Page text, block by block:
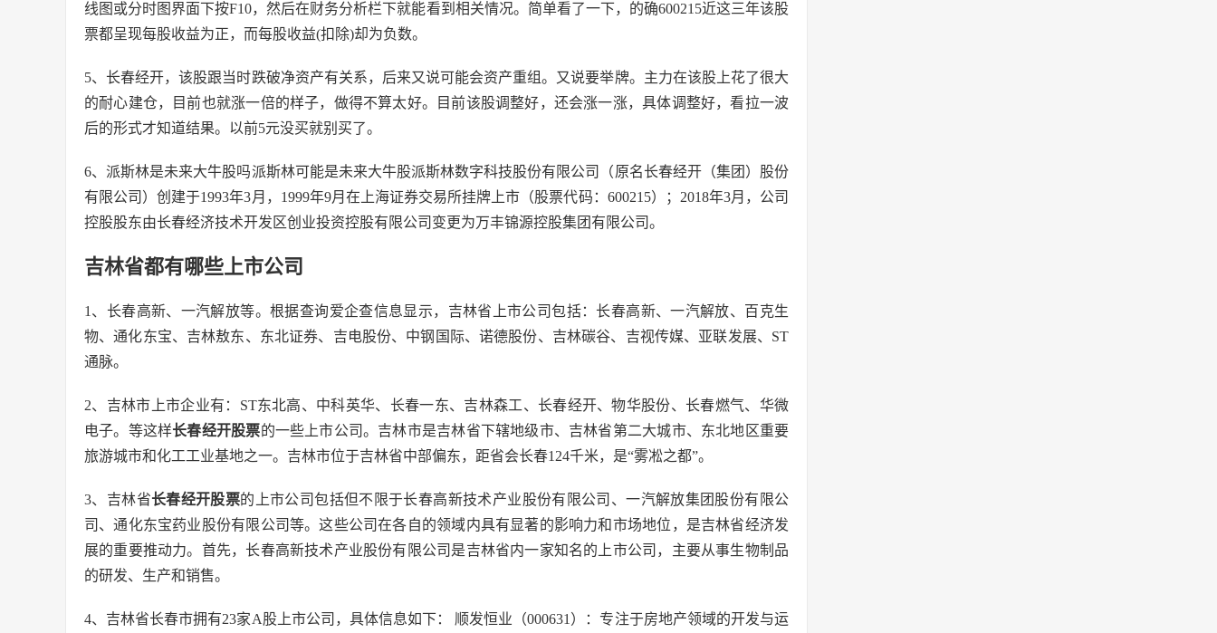
线图或分时图界面下按F10，然后在财务分析栏下就能看到相关情况。简单看了一下，的确600215近这三年该股
票都呈现每股收益为正，而每股收益(扣除)却为负数。
5、长春经开，该股跟当时跌破净资产有关系，后来又说可能会资产重组。又说要举牌。主力在该股上花了很大
的耐心建仓，目前也就涨一倍的样子，做得不算太好。目前该股调整好，还会涨一涨，具体调整好，看拉一波
后的形式才知道结果。以前5元没买就别买了。
6、派斯林是未来大牛股吗派斯林可能是未来大牛股派斯林数字科技股份有限公司（原名长春经开（集团）股份
有限公司）创建于1993年3月，1999年9月在上海证券交易所挂牌上市（股票代码：600215）；2018年3月，公司
控股股东由长春经济技术开发区创业投资控股有限公司变更为万丰锦源控股集团有限公司。
吉林省都有哪些上市公司
1、长春高新、一汽解放等。根据查询爱企查信息显示，吉林省上市公司包括：长春高新、一汽解放、百克生
物、通化东宝、吉林敖东、东北证券、吉电股份、中钢国际、诺德股份、吉林碳谷、吉视传媒、亚联发展、ST
通脉。
2、吉林市上市企业有：ST东北高、中科英华、长春一东、吉林森工、长春经开、物华股份、长春燃气、华微
电子。等这样长春经开股票的一些上市公司。吉林市是吉林省下辖地级市、吉林省第二大城市、东北地区重要
旅游城市和化工工业基地之一。吉林市位于吉林省中部偏东，距省会长春124千米，是“雾凇之都”。
3、吉林省长春经开股票的上市公司包括但不限于长春高新技术产业股份有限公司、一汽解放集团股份有限公
司、通化东宝药业股份有限公司等。这些公司在各自的领域内具有显著的影响力和市场地位，是吉林省经济发
展的重要推动力。首先，长春高新技术产业股份有限公司是吉林省内一家知名的上市公司，主要从事生物制品
的研发、生产和销售。
4、吉林省长春市拥有23家A股上市公司，具体信息如下： 顺发恒业（000631）：专注于房地产领域的开发与运